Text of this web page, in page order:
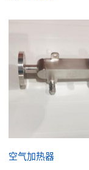
空气加热器